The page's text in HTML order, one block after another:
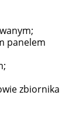
panelem
zbiornika